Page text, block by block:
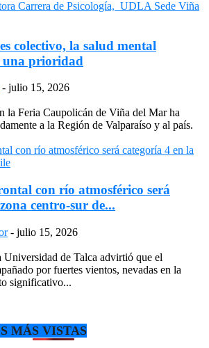
colectivo, la salud mental
una prioridad
- julio 15, 2026
la Feria Caupolicán de Viña del Mar ha
a la Región de Valparaíso y al país.
con río atmosférico será
centro-sur de...
- julio 15, 2026
de Talca advirtió que el
por fuertes vientos, nevadas en la
significativo...
MÁS VISTAS